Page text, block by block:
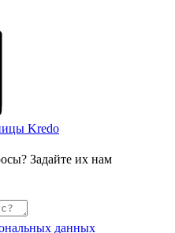
Kredo
Задайте их нам
данных